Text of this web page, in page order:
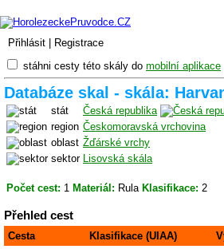
Přihlásit Registrace
stáhni cesty této skály do mobilní aplikace
Databáze skal - skála:
stát
Česká republika
region Českomoravská vrchovina
oblast Žďárské vrchy
sektor Lisovská skála
Počet cest: 1 Materiál: Rula Klasifikace: 2
Přehled cest
Cesta Klasifikace (UIAA)